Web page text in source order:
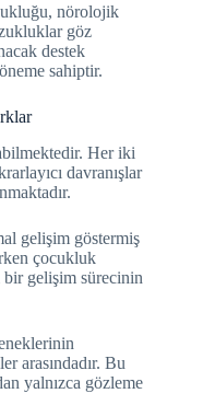
nörolojik
göz
destek
sahiptir.
Her iki
davranışlar
gelişim göstermiş
çocukluk
bir gelişim sürecinin
arasındadır. Bu
yalnızca gözleme